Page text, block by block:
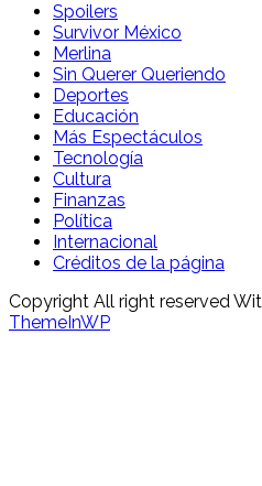
Spoilers
Survivor México
Merlina
Sin Querer Queriendo
Deportes
Educación
Más Espectáculos
Tecnología
Cultura
Finanzas
Política
Internacional
Créditos de la página
Copyright All right reserved
ThemeInWP